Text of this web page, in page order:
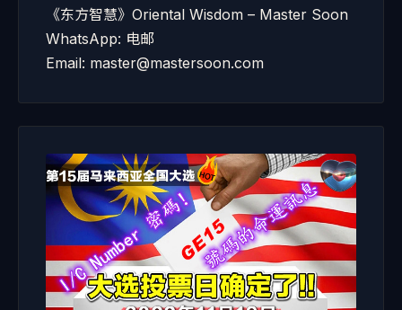
《东方智慧》Oriental Wisdom – Master Soon
WhatsApp: 电邮
Email: master@mastersoon.com